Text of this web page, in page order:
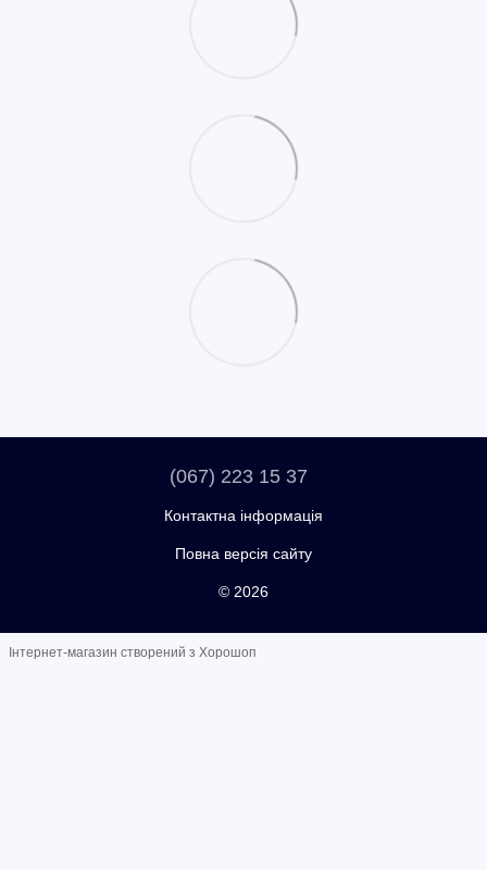
(067) 223 15 37
Контактна інформація
Повна версія сайту
© 2026
Інтернет-магазин створений з Хорошоп